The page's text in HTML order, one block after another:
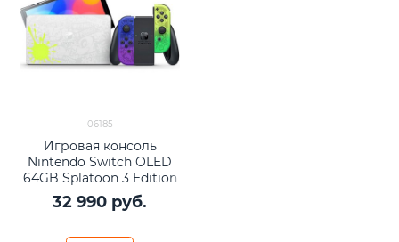
06185
Игровая консоль
Nintendo Switch OLED
64GB Splatoon 3 Edition
32 990 руб.